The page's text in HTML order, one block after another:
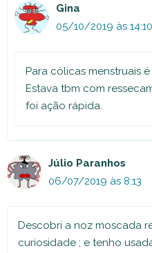
Gina
05/10/2019 às 14:10
Para cólicas menstruais
Estava tbm com
foi ação rápida.
Júlio Paranhos
06/07/2019 às 8:13
Descobri a noz moscada
curiosidade ; e tenho